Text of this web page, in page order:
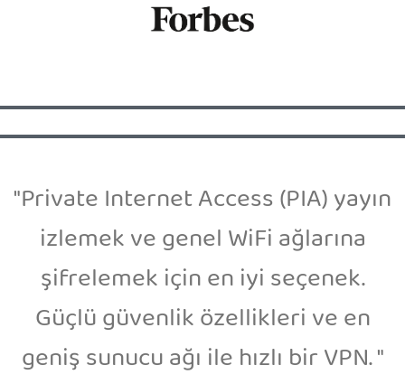
"Private Internet Access (PIA) yayın
izlemek ve genel WiFi ağlarına
şifrelemek için en iyi seçenek.
Güçlü güvenlik özellikleri ve en
geniş sunucu ağı ile hızlı bir VPN. "